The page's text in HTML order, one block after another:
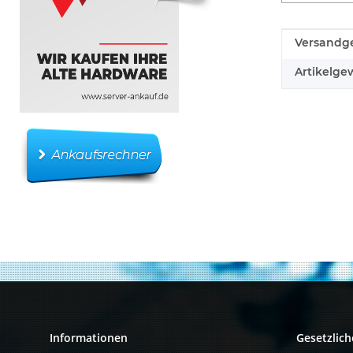
Wert
Informationen